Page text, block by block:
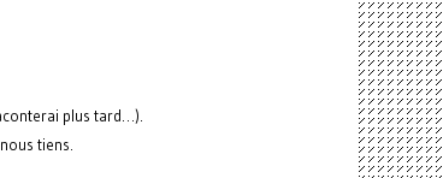
plus tard…).
tiens.